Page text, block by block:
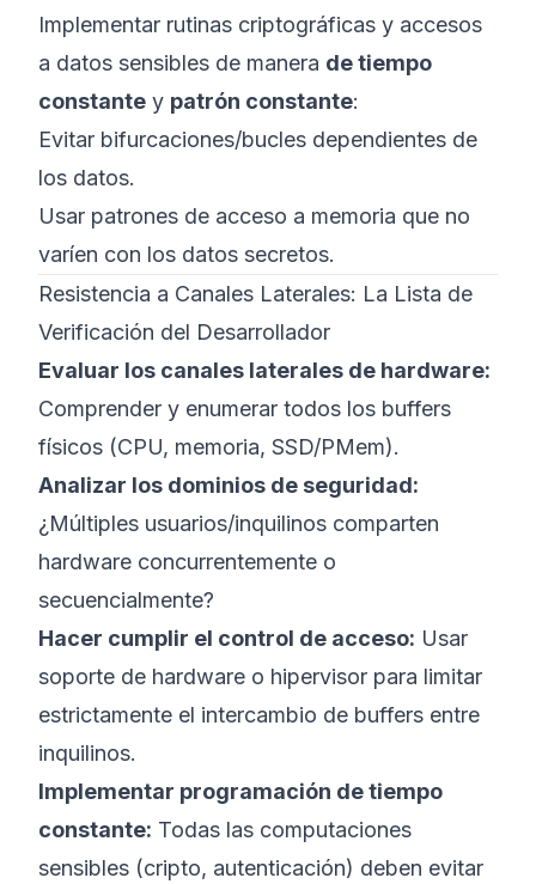
Implementar rutinas criptográficas y accesos
a datos sensibles de manera de tiempo
constante y patrón constante:
Evitar bifurcaciones/bucles dependientes de
los datos.
Usar patrones de acceso a memoria que no
varíen con los datos secretos.
Resistencia a Canales Laterales: La Lista de
Verificación del Desarrollador
Evaluar los canales laterales de hardware:
Comprender y enumerar todos los buffers
físicos (CPU, memoria, SSD/PMem).
Analizar los dominios de seguridad:
¿Múltiples usuarios/inquilinos comparten
hardware concurrentemente o
secuencialmente?
Hacer cumplir el control de acceso: Usar
soporte de hardware o hipervisor para limitar
estrictamente el intercambio de buffers entre
inquilinos.
Implementar programación de tiempo
constante: Todas las computaciones
sensibles (cripto, autenticación) deben evitar